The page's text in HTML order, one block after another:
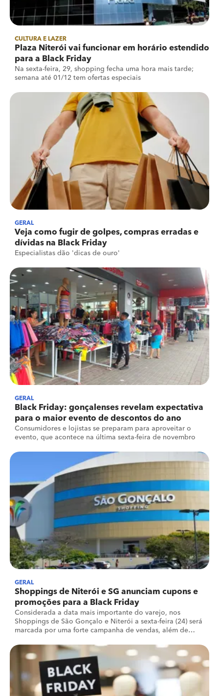
CULTURA E LAZER
Plaza Niterói vai funcionar em horário estendido
para a Black Friday
Na sexta-feira, 29, shopping fecha uma hora mais tarde;
semana até 01/12 tem ofertas especiais
GERAL
Veja como fugir de golpes, compras erradas e
dívidas na Black Friday
Especialistas dão 'dicas de ouro'
GERAL
Black Friday: gonçalenses revelam expectativa
para o maior evento de descontos do ano
Consumidores e lojistas se preparam para aproveitar o
evento, que acontece na última sexta-feira de novembro
GERAL
Shoppings de Niterói e SG anunciam cupons e
promoções para a Black Friday
Considerada a data mais importante do varejo, nos
Shoppings de São Gonçalo e Niterói a sexta-feira (24) será
marcada por uma forte campanha de vendas, além de